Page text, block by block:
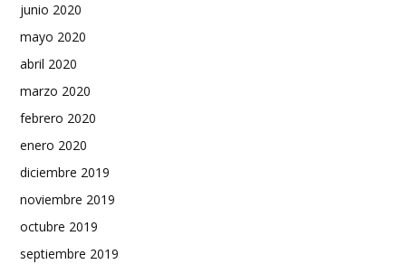
junio 2020
mayo 2020
abril 2020
marzo 2020
febrero 2020
enero 2020
diciembre 2019
noviembre 2019
octubre 2019
septiembre 2019